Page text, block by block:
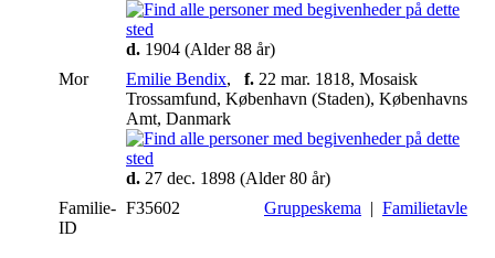
d. 1904 (Alder 88 år)
Mor
Emilie Bendix, f. 22 mar. 1818, Mosaisk
Trossamfund, København (Staden), Københavns
Amt, Danmark
d. 27 dec. 1898 (Alder 80 år)
Familie-
ID
F35602 Gruppeskema | Familietavle